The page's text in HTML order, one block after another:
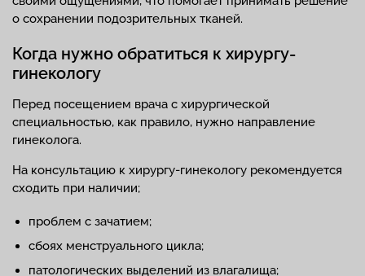
о сохранении подозрительных тканей.
Когда нужно обратиться к хирургу-
гинекологу
Перед посещением врача с хирургической
специальностью, как правило, нужно направление
гинеколога.
На консультацию к хирургу-гинекологу рекомендуется
сходить при наличии;
проблем с зачатием;
сбоях менструального цикла;
патологических выделений из влагалища;